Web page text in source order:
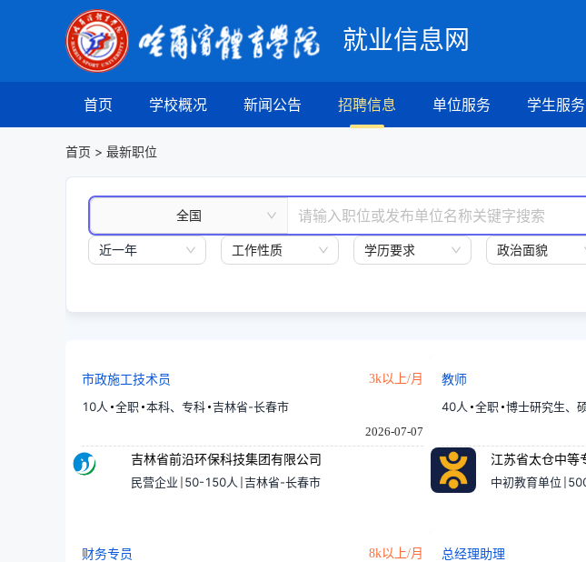
就业信息网
首页 学校概况 新闻公告 招聘信息 单位服务 学生服务
首页 > 最新职位